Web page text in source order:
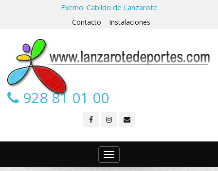
Excmo. Cabildo de Lanzarote
Contacto Instalaciones
928 81 01 00
Toggle
navigation